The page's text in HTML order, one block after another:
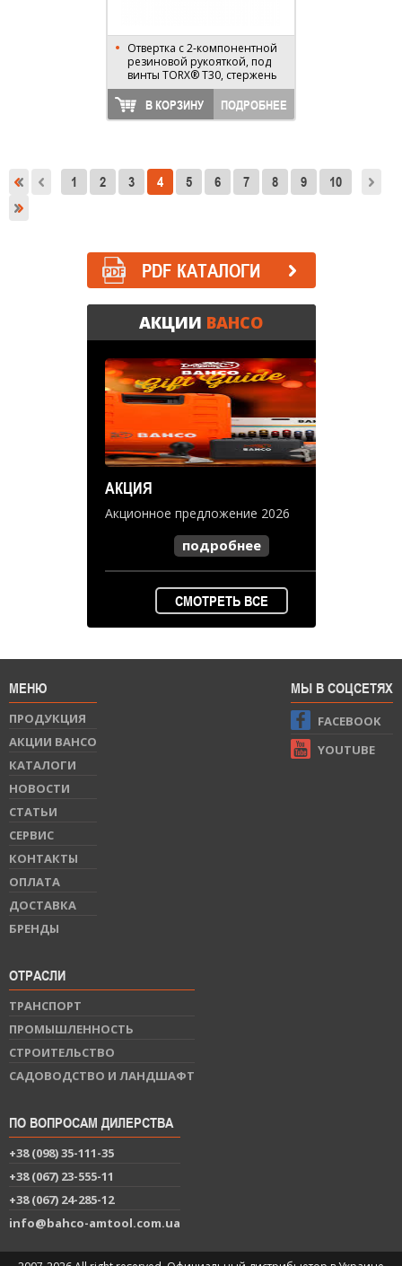
Отвертка с 2-компонентной
резиновой рукояткой, под
винты TORX® T30, стержень
150 мм, длина 267 мм
В КОРЗИНУ ПОДРОБНЕЕ
1 2 3 4 5 6 7 8 9 10
PDF КАТАЛОГИ
АКЦИИ BAHCO
АКЦИЯ
Акционное предложение 2026
подробнее
СМОТРЕТЬ ВСЕ
МЕНЮ
ПРОДУКЦИЯ
АКЦИИ BAHCO
КАТАЛОГИ
НОВОСТИ
СТАТЬИ
СЕРВИС
КОНТАКТЫ
ОПЛАТА
ДОСТАВКА
БРЕНДЫ
ОТРАСЛИ
ТРАНСПОРТ
ПРОМЫШЛЕННОСТЬ
СТРОИТЕЛЬСТВО
САДОВОДСТВО И ЛАНДШАФТ
ПО ВОПРОСАМ ДИЛЕРСТВА
+38 (098) 35-111-35
+38 (067) 23-555-11
+38 (067) 24-285-12
info@bahco-amtool.com.ua
МЫ В СОЦСЕТЯХ
FACEBOOK
YOUTUBE